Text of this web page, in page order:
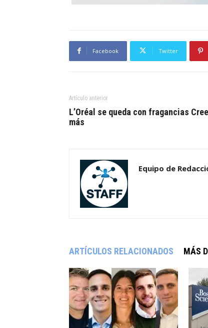
Facebook Twitter
Artículo anterior
L’Oréal se queda con fragancias
más
Equipo de
ARTÍCULOS RELACIONADOS MÁS